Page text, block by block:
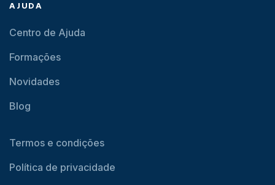
AJUDA
Centro de Ajuda
Formações
Novidades
Blog
Termos e condições
Política de privacidade